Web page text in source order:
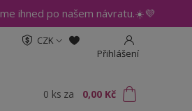
ihned po našem návratu.☀️💜
CZK
Přihlášení
0 ks za 0,00 Kč